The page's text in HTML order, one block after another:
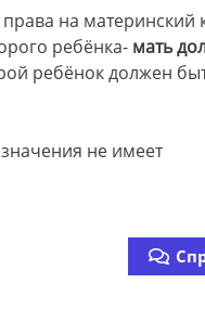
на материнский
ребёнка- мать
ребёнок должен
не имеет